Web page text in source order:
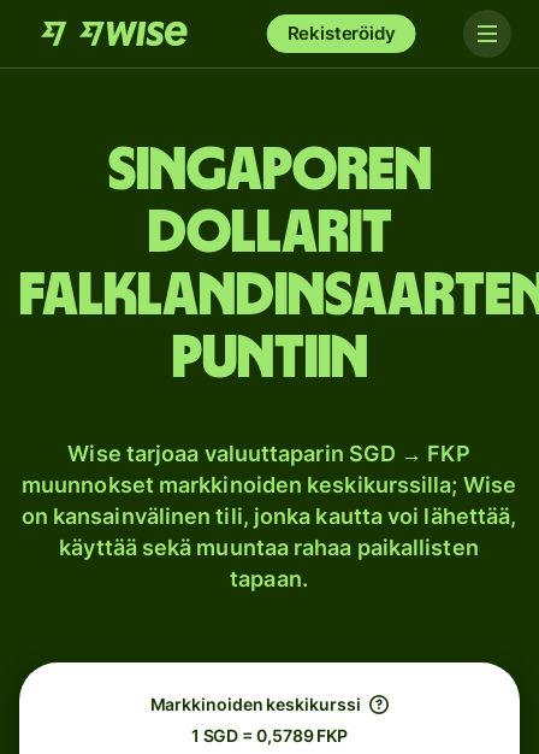
Rekisteröidy
Singaporen
dollarit
puntiin
Wise tarjoaa valuuttaparin SGD → FKP
muunnokset markkinoiden keskikurssilla; Wise
on kansainvälinen tili, jonka kautta voi lähettää,
käyttää sekä muuntaa rahaa paikallisten
tapaan.
Markkinoiden keskikurssi
1 SGD = 0,5789 FKP